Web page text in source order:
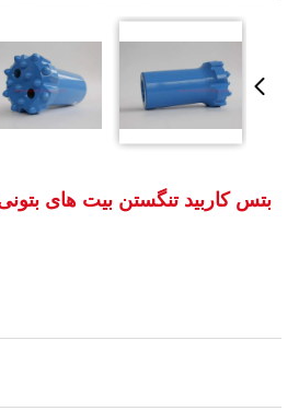
بتس کاربید تنگستن بیت های بتونی